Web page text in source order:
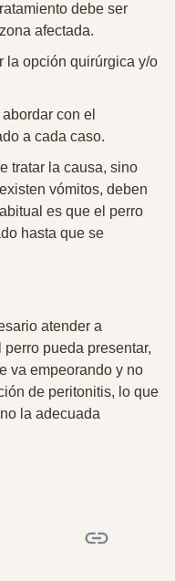
debe ser
afectada.
la opción quirúrgica y/o
con el
a cada caso.
tratar la causa, sino
vómitos, deben
es que el perro
hasta que se
atender a
pueda presentar,
va empeorando y no
de peritonitis, lo que
la adecuada